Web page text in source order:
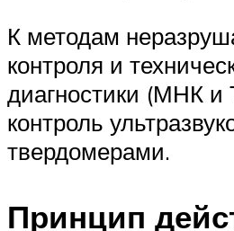
К методам
контроля и
диагностики (МНК и
контроль
твердомерами.
Принцип